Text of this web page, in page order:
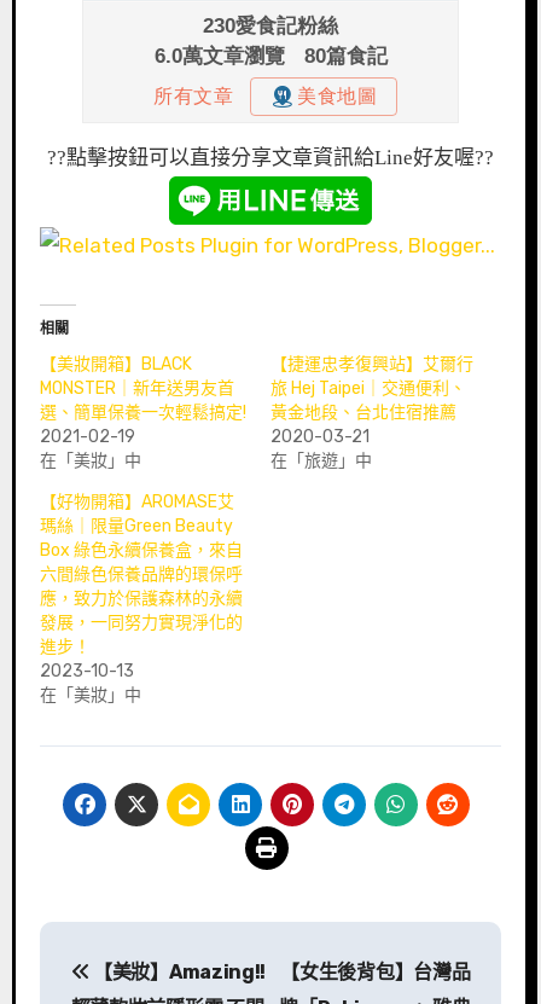
??點擊按鈕可以直接分享文章資訊給Line好友喔??
相關
【美妝開箱】BLACK
MONSTER｜新年送男友首
選、簡單保養一次輕鬆搞定!
2021-02-19
在「美妝」中
【捷運忠孝復興站】艾爾行
旅 Hej Taipei｜交通便利、
黃金地段、台北住宿推薦
2020-03-21
在「旅遊」中
【好物開箱】AROMASE艾
瑪絲｜限量Green Beauty
Box 綠色永續保養盒，來自
六間綠色保養品牌的環保呼
應，致力於保護森林的永續
發展，一同努力實現淨化的
進步！
2023-10-13
在「美妝」中
文
章
【美妝】Amazing!!
【女生後背包】台灣品